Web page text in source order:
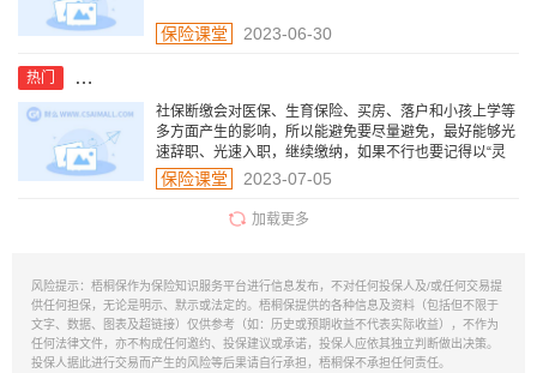
保险课堂 2023-06-30
热门 辞职后社保断缴了，会有什么影响？应该怎么避免呢？
社保断缴会对医保、生育保险、买房、落户和小孩上学等
多方面产生的影响，所以能避免要尽量避免，最好能够光
速辞职、光速入职，继续缴纳，如果不行也要记得以“灵
活就业者”身份自己去缴纳。
保险课堂 2023-07-05
加载更多
风险提示：梧桐保作为保险知识服务平台进行信息发布，不对任何投保人及/或任何交易提
供任何担保，无论是明示、默示或法定的。梧桐保提供的各种信息及资料（包括但不限于
文字、数据、图表及超链接）仅供参考（如：历史或预期收益不代表实际收益），不作为
任何法律文件，亦不构成任何邀约、投保建议或承诺，投保人应依其独立判断做出决策。
投保人据此进行交易而产生的风险等后果请自行承担，梧桐保不承担任何责任。